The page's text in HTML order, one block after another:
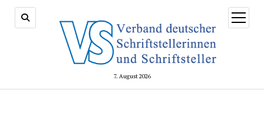
7. August 2026
Menü
öffnen